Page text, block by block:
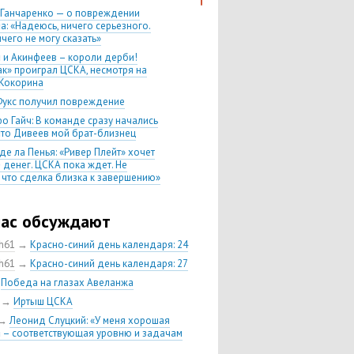
— о повреждении
«Надеюсь, ничего серьезного.
не могу сказать»
Акинфеев – короли дерби!
проиграл ЦСКА, несмотря на
получил повреждение
Гайч: В команде сразу начались
Дивеев мой брат-близнец
ла Пенья: «Ривер Плейт» хочет
ЦСКА пока ждет. Не
что сделка близка к завершению»
сезона в РПЛ —
победа ЦСКА. Гончаренко
11 россиян в старте
— о Гайче: «Если покупаем за
деньги, значит, рассчитываем как
форварда»
«Влашича сложно заменить,
и Дзагоеву сегодня это
обсуждают
→ Красно-синий день календаря: 24
→ Красно-синий день календаря: 27
Победа на глазах Авеланжа
→ Иртыш ЦСКА
Леонид Слуцкий: «У меня хорошая
соответствующая уровню и задачам